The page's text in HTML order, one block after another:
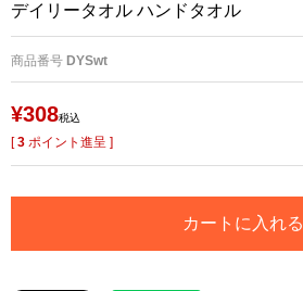
デイリータオル ハンドタオル
商品番号 DYSwt
¥308税込
[3 ポイント進呈 ]
カートに入れる